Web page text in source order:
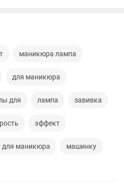
маникюра лампа
для маникюра
для лампа завивка
эффект
для маникюра машинку